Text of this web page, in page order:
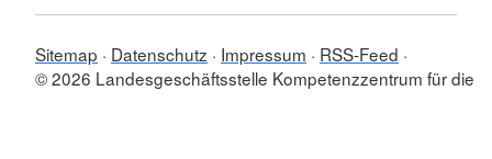
Sitemap Datenschutz Impressum
RSS-Feed
© 2026 Landesgeschäftsstelle Kompetenzzentrum für die